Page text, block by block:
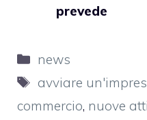
prevede
Categorie
news
Tag
avviare
commercio, nuove